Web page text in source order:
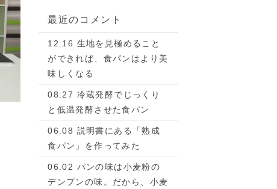
最近のコメント
12.16 生地を見極めること
ができれば、食パンはより美
味しくなる
08.27 冷蔵発酵でじっくり
と低温発酵させた食パン
06.08 説明書にある「熟成
食パン」を作ってみた
06.02 パンの味は小麦粉の
デンプンの味。だから、小麦